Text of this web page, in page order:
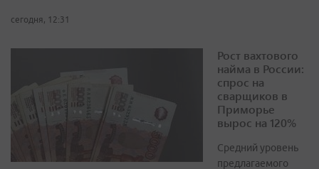
сегодня, 12:31
Рост вахтового
найма в России:
спрос на
сварщиков в
Приморье
вырос на 120%
Средний уровень
предлагаемого